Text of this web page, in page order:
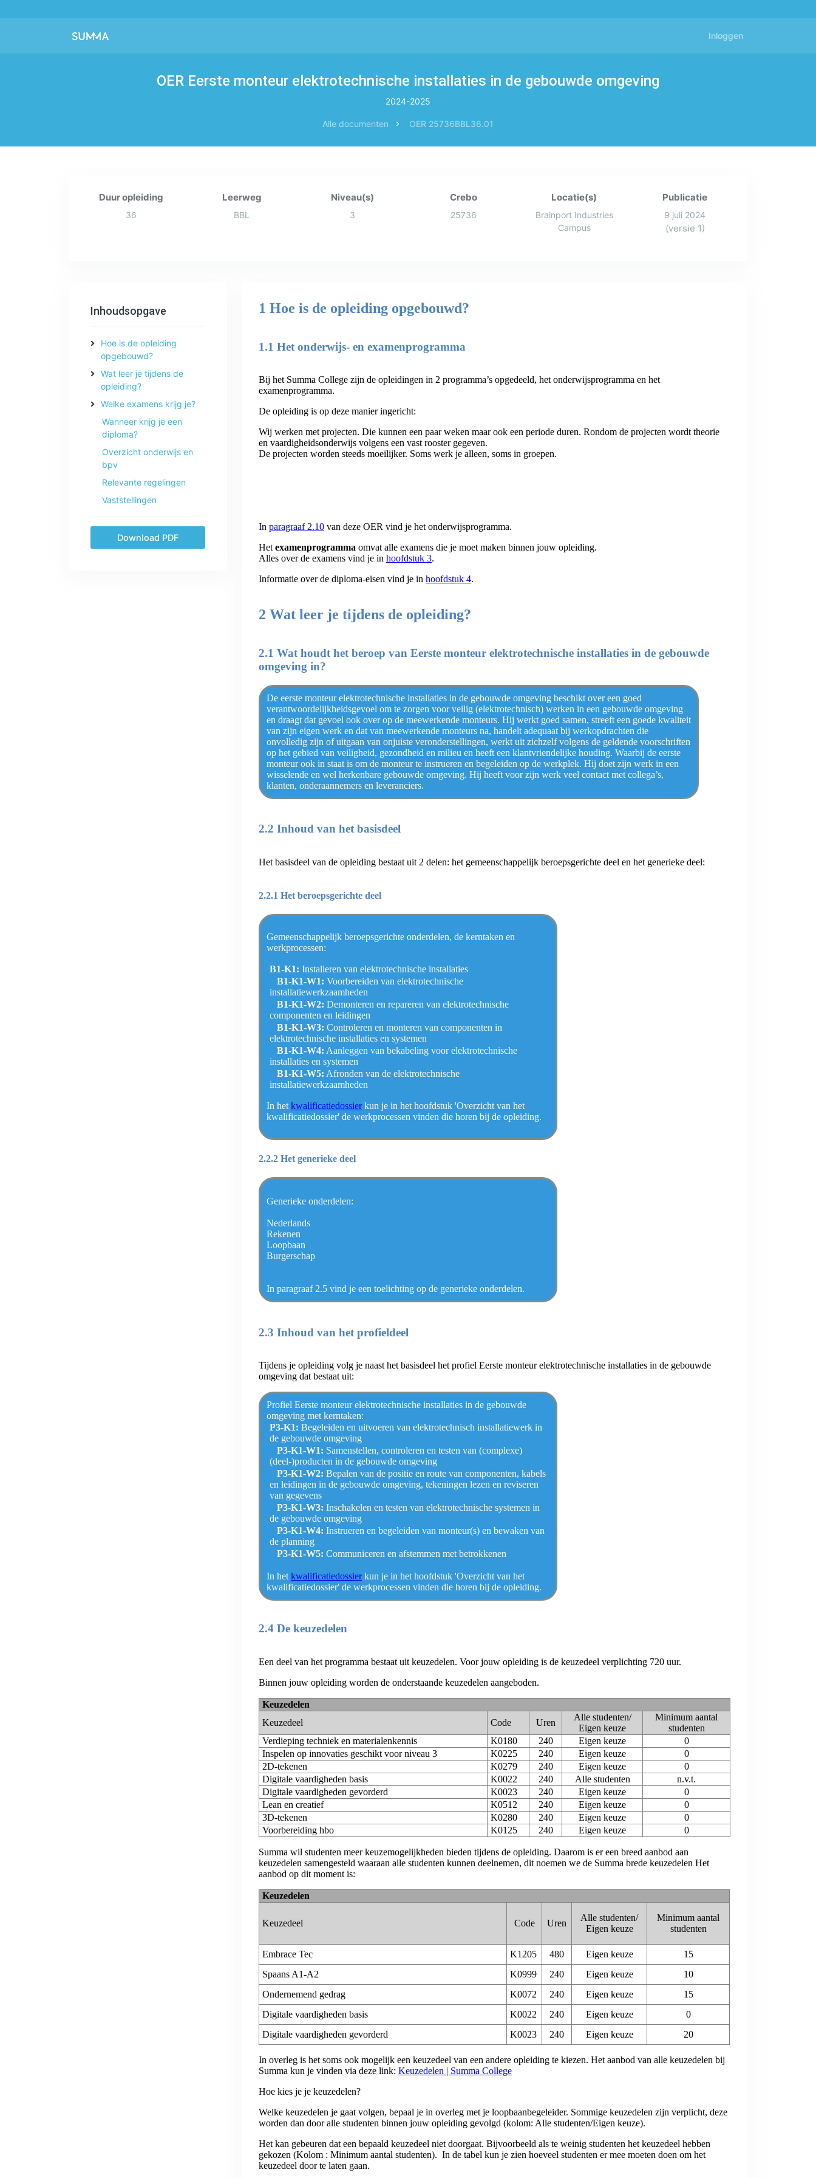
Inloggen
OER Eerste monteur elektrotechnische installaties in de gebouwde omgeving
2024-2025
Alle documenten OER 25736BBL36.01
Duur opleiding
36
Leerweg
BBL
Niveau(s)
3
Crebo
25736
Locatie(s)
Brainport Industries
Campus
Publicatie
9 juli 2024
(versie 1)
Inhoudsopgave
Hoe is de opleiding
opgebouwd?
Wat leer je tijdens de
opleiding?
Welke examens krijg je?
Wanneer krijg je een
diploma?
Overzicht onderwijs en
bpv
Relevante regelingen
Vaststellingen
Download PDF